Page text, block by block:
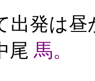
出発は昼
尾 馬。